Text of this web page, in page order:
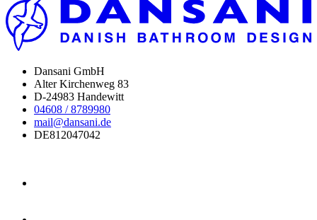
Dansani GmbH
Alter Kirchenweg 83
D-24983 Handewitt
04608 / 8789980
mail@dansani.de
DE812047042